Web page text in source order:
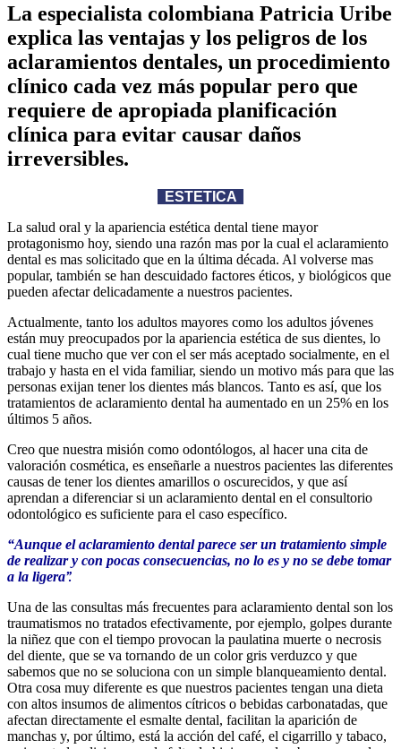
La especialista colombiana Patricia Uribe
explica las ventajas y los peligros de los
aclaramientos dentales, un procedimiento
clínico cada vez más popular pero que
requiere de apropiada planificación
clínica para evitar causar daños
irreversibles.
ESTETICA
La salud oral y la apariencia estética dental tiene mayor
protagonismo hoy, siendo una razón mas por la cual el aclaramiento
dental es mas solicitado que en la última década. Al volverse mas
popular, también se han descuidado factores éticos, y biológicos que
pueden afectar delicadamente a nuestros pacientes.
Actualmente, tanto los adultos mayores como los adultos jóvenes
están muy preocupados por la apariencia estética de sus dientes, lo
cual tiene mucho que ver con el ser más aceptado socialmente, en el
trabajo y hasta en el vida familiar, siendo un motivo más para que las
personas exijan tener los dientes más blancos. Tanto es así, que los
tratamientos de aclaramiento dental ha aumentado en un 25% en los
últimos 5 años.
Creo que nuestra misión como odontólogos, al hacer una cita de
valoración cosmética, es enseñarle a nuestros pacientes las diferentes
causas de tener los dientes amarillos o oscurecidos, y que así
aprendan a diferenciar si un aclaramiento dental en el consultorio
odontológico es suficiente para el caso específico.
“Aunque el aclaramiento dental parece ser un tratamiento simple
de realizar y con pocas consecuencias, no lo es y no se debe tomar
a la ligera”.
Una de las consultas más frecuentes para aclaramiento dental son los
traumatismos no tratados efectivamente, por ejemplo, golpes durante
la niñez que con el tiempo provocan la paulatina muerte o necrosis
del diente, que se va tornando de un color gris verduzco y que
sabemos que no se soluciona con un simple blanqueamiento dental.
Otra cosa muy diferente es que nuestros pacientes tengan una dieta
con altos insumos de alimentos cítricos o bebidas carbonatadas, que
afectan directamente el esmalte dental, facilitan la aparición de
manchas y, por último, está la acción del café, el cigarrillo y tabaco,